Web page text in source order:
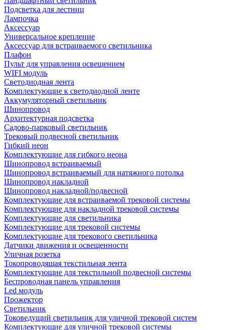
Подсветка для лестниц
Лампочка
Аксессуар
Универсальное крепление
Аксессуар для встраиваемого светильника
Плафон
Пульт для управления освещением
WIFI модуль
Светодиодная лента
Комплектующие к светодиодной ленте
Аккумуляторный светильник
Шинопровод
Архитектурная подсветка
Садово-парковый светильник
Трековый подвесной светильник
Гибкий неон
Комплектующие для гибкого неона
Шинопровод встраиваемый
Шинопровод встраиваемый для натяжного потолка
Шинопровод накладной
Шинопровод накладной/подвесной
Комплектующие для встраиваемой трековой системы
Комплектующие для накладной трековой системы
Комплектующие для светильника
Комплектующие для трековой системы
Комплектующие для трекового светильника
Датчики движения и освещенности
Уличная розетка
Токопроводящая текстильная лента
Комплектующие для текстильной подвесной системы
Беспроводная панель управления
Led модуль
Прожектор
Светильник
Токоведущий светильник для уличной трековой систем
Комплектующие для уличной трековой системы